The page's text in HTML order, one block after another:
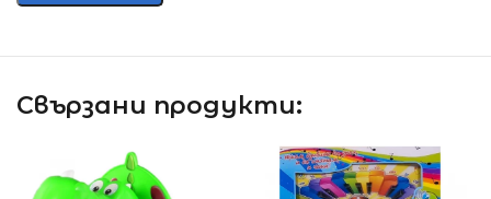
Свързани продукти: